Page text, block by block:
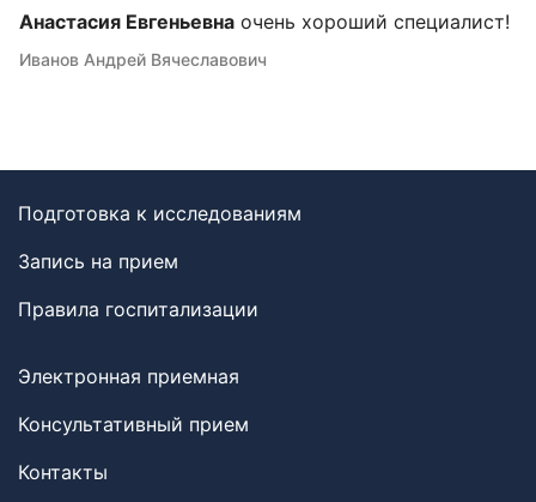
Анастасия Евгеньевна очень хороший специалист!
Иванов Андрей Вячеславович
Подготовка к исследованиям
Запись на прием
Правила госпитализации
Электронная приемная
Консультативный прием
Контакты